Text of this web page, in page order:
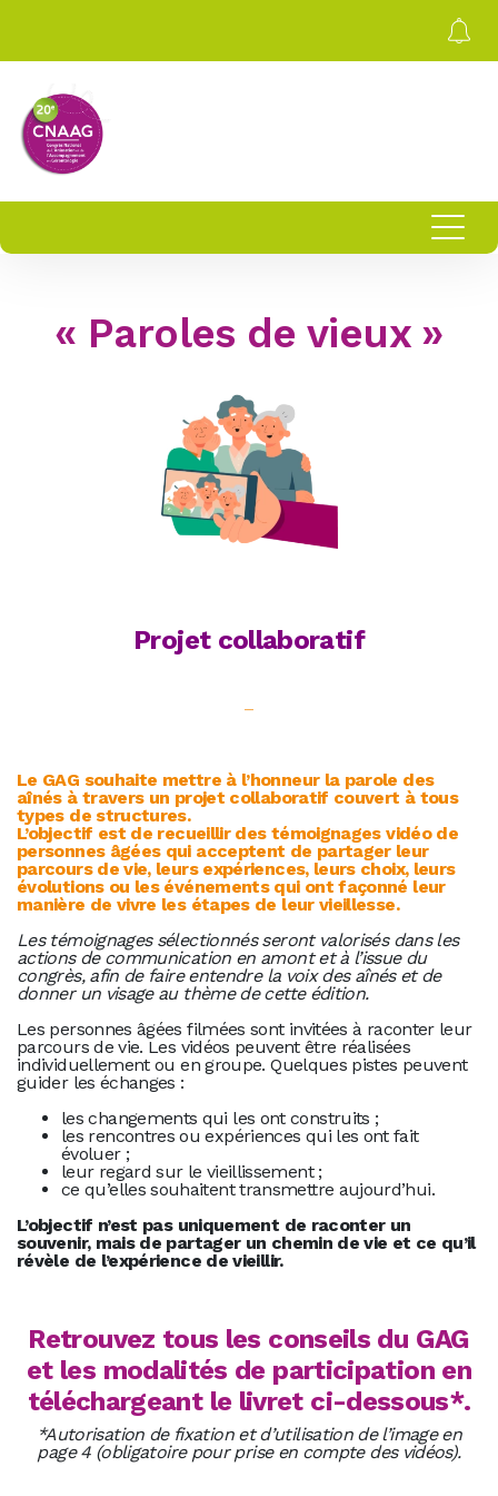
« Paroles de vieux »
Projet collaboratif
–
Le GAG souhaite mettre à l’honneur la parole des
aînés à travers un projet collaboratif couvert à tous
types de structures.
L’objectif est de recueillir des témoignages vidéo de
personnes âgées qui acceptent de partager leur
parcours de vie, leurs expériences, leurs choix, leurs
évolutions ou les événements qui ont façonné leur
manière de vivre les étapes de leur vieillesse.
Les témoignages sélectionnés seront valorisés dans les
actions de communication en amont et à l’issue du
congrès, afin de faire entendre la voix des aînés et de
donner un visage au thème de cette édition.
Les personnes âgées filmées sont invitées à raconter leur
parcours de vie. Les vidéos peuvent être réalisées
individuellement ou en groupe. Quelques pistes peuvent
guider les échanges :
les changements qui les ont construits ;
les rencontres ou expériences qui les ont fait
évoluer ;
leur regard sur le vieillissement ;
ce qu’elles souhaitent transmettre aujourd’hui.
L’objectif n’est pas uniquement de raconter un
souvenir, mais de partager un chemin de vie et ce qu’il
révèle de l’expérience de vieillir.
Retrouvez tous les conseils du GAG
et les modalités de participation en
téléchargeant le livret ci-dessous*.
*Autorisation de fixation et d’utilisation de l’image en
page 4 (obligatoire pour prise en compte des vidéos).